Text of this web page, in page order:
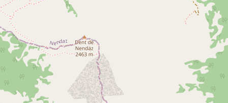
7/7: 08h00-18h00
+41 (0)27 288 12 80